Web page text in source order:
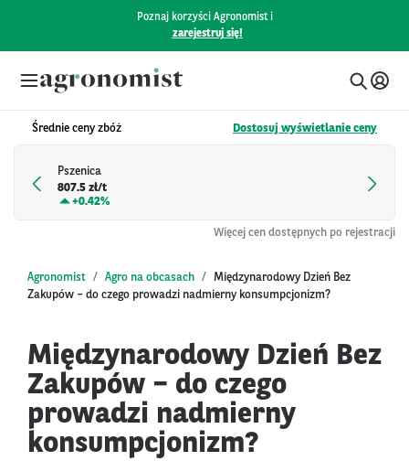
Poznaj korzyści Agronomist i
zarejestruj się!
Średnie ceny zbóż Dostosuj wyświetlanie ceny
Pszenica
807.5 zł/t
+0.42%
Więcej cen dostępnych po rejestracji
Agronomist Agro na obcasach
Międzynarodowy Dzień Bez
Zakupów – do czego prowadzi nadmierny konsumpcjonizm?
Międzynarodowy Dzień Bez
Zakupów – do czego
prowadzi nadmierny
konsumpcjonizm?